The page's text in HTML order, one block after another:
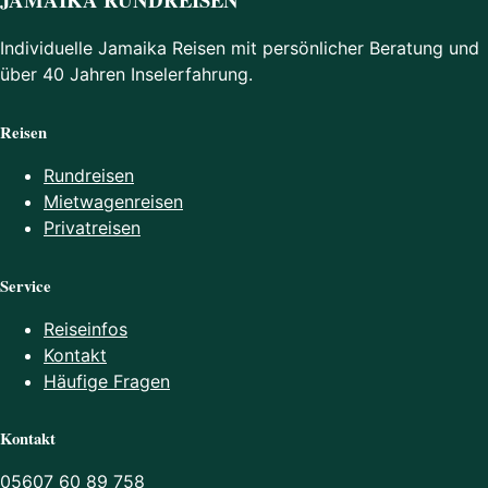
Individuelle Jamaika Reisen mit persönlicher Beratung und
über 40 Jahren Inselerfahrung.
Reisen
Rundreisen
Mietwagenreisen
Privatreisen
Service
Reiseinfos
Kontakt
Häufige Fragen
Kontakt
05607 60 89 758